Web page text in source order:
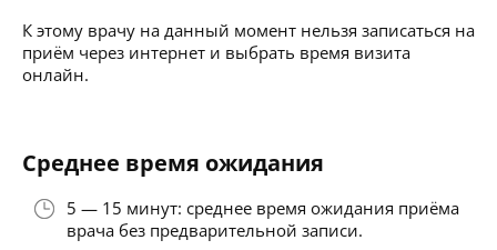
К этому врачу на данный момент нельзя записаться на
приём через интернет и выбрать время визита
онлайн.
Среднее время ожидания
5 — 15 минут: среднее время ожидания приёма
врача без предварительной записи.